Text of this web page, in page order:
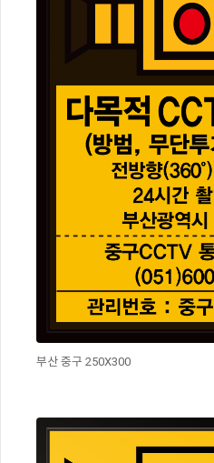
부산 중구 250X300